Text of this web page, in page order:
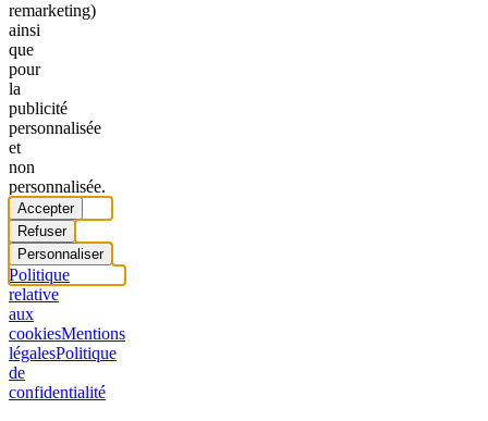
remarketing)
ainsi
que
pour
la
publicité
personnalisée
et
non
personnalisée.
Accepter
Refuser
Personnaliser
Politique
relative
aux
cookiesMentions
légalesPolitique
de
confidentialité